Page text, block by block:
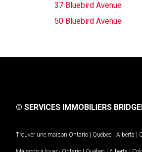
37 Bluebird Avenue
50 Bluebird Avenue
© SERVICES IMMOBILIERS
Trouver une maison Ontario | Québec | Alberta |